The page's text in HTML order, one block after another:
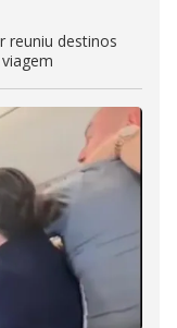
reuniu destinos